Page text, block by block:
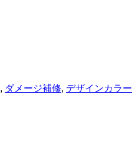
, ダメージ補修, デザインカラー